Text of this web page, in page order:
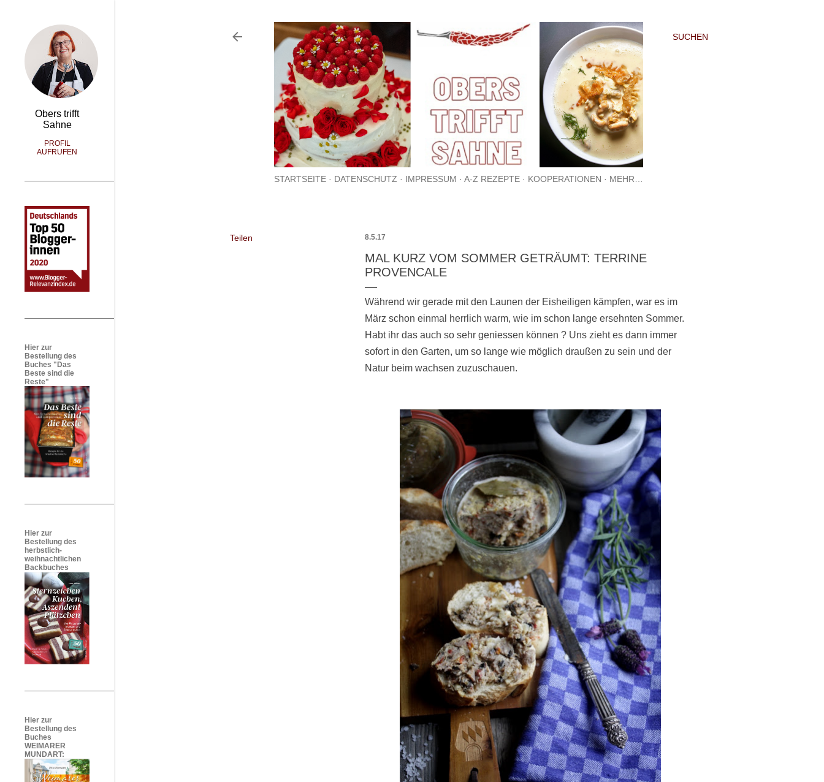
SUCHEN
STARTSEITE DATENSCHUTZ IMPRESSUM A-Z REZEPTE KOOPERATIONEN MEHR…
Teilen 8.5.17
MAL KURZ VOM SOMMER GETRÄUMT: TERRINE
PROVENCALE
Während wir gerade mit den Launen der Eisheiligen kämpfen, war es im
März schon einmal herrlich warm, wie im schon lange ersehnten Sommer.
Habt ihr das auch so sehr geniessen können ? Uns zieht es dann immer
sofort in den Garten, um so lange wie möglich draußen zu sein und der
Natur beim wachsen zuzuschauen.
Obers trifft
Sahne
PROFIL
AUFRUFEN
Hier zur
Bestellung des
Buches "Das
Beste sind die
Reste"
Hier zur
Bestellung des
herbstlich-
weihnachtlichen
Backbuches
Hier zur
Bestellung des
Buches
WEIMARER
MUNDART: